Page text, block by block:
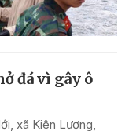
đá vì gây ô
xã Kiên Lương,